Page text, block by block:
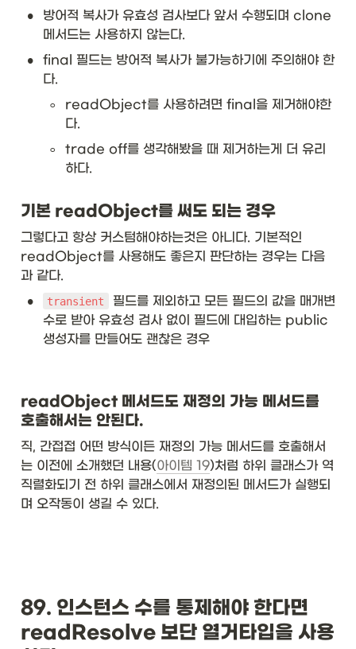
•
방어적 복사가 유효성 검사보다 앞서 수행되며 clone
메서드는 사용하지 않는다.
•
final 필드는 방어적 복사가 불가능하기에 주의해야 한
다.
◦
readObject를 사용하려면 final을 제거해야한
다.
◦
trade off를 생각해봤을 때 제거하는게 더 유리
하다.
기본 readObject를 써도 되는 경우
그렇다고 항상 커스텀해야하는것은 아니다. 기본적인
readObject를 사용해도 좋은지 판단하는 경우는 다음
과 같다.
• transient
필드를 제외하고 모든 필드의 값을 매개변
수로 받아 유효성 검사 없이 필드에 대입하는 public
생성자를 만들어도 괜찮은 경우
readObject 메서드도 재정의 가능 메서드를
호출해서는 안된다.
직, 간접접 어떤 방식이든 재정의 가능 메서드를 호출해서
는 이전에 소개했던 내용(아이템 19)처럼 하위 클래스가 역
직렬화되기 전 하위 클래스에서 재정의된 메서드가 실행되
며 오작동이 생길 수 있다.
89. 인스턴스 수를 통제해야 한다면
readResolve 보단 열거타입을 사용